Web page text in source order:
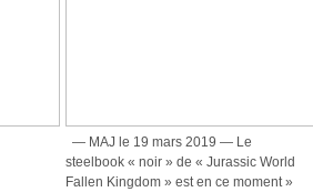
— MAJ le 19 mars 2019 — Le
steelbook « noir » de « Jurassic World
Fallen Kingdom » est en ce moment »